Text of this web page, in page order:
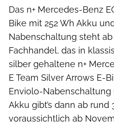
Das n+ Mercedes-Benz
Bike mit 252 Wh Akku
Nabenschaltung steht
Fachhandel, das in
silber gehaltene n+
E Team Silver Arrows E-
Enviolo-Nabenschaltung
Akku gibt’s dann ab
voraussichtlich ab